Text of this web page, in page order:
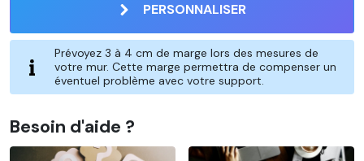
PERSONNALISER
Prévoyez 3 à 4 cm de marge lors des mesures de
votre mur. Cette marge permettra de compenser un
éventuel problème avec votre support.
Besoin d'aide ?